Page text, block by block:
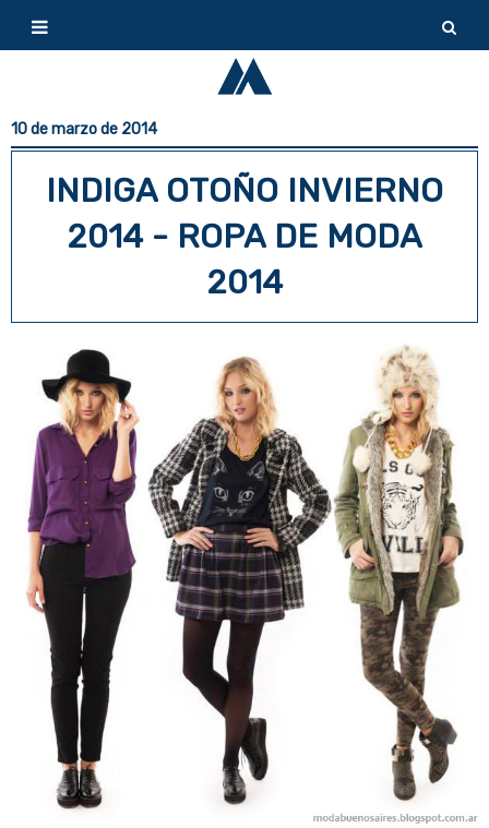
10 de marzo de 2014
INDIGA OTOÑO INVIERNO
2014 - ROPA DE MODA
2014